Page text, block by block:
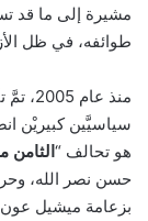
مشيرة إلى ما قد
طوائفه، في ظل
منذ
سياسيَّين كبيريْن
هو تحالف “الثامن
حسن نصر الله،
بزعامة ميشيل